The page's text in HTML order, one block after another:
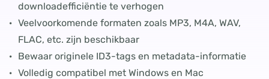
downloadefficiëntie te verhogen
· Veelvoorkomende formaten zoals MP3, M4A, WAV,
FLAC, etc. zijn beschikbaar
· Bewaar originele ID3-tags en metadata-informatie
· Volledig compatibel met Windows en Mac